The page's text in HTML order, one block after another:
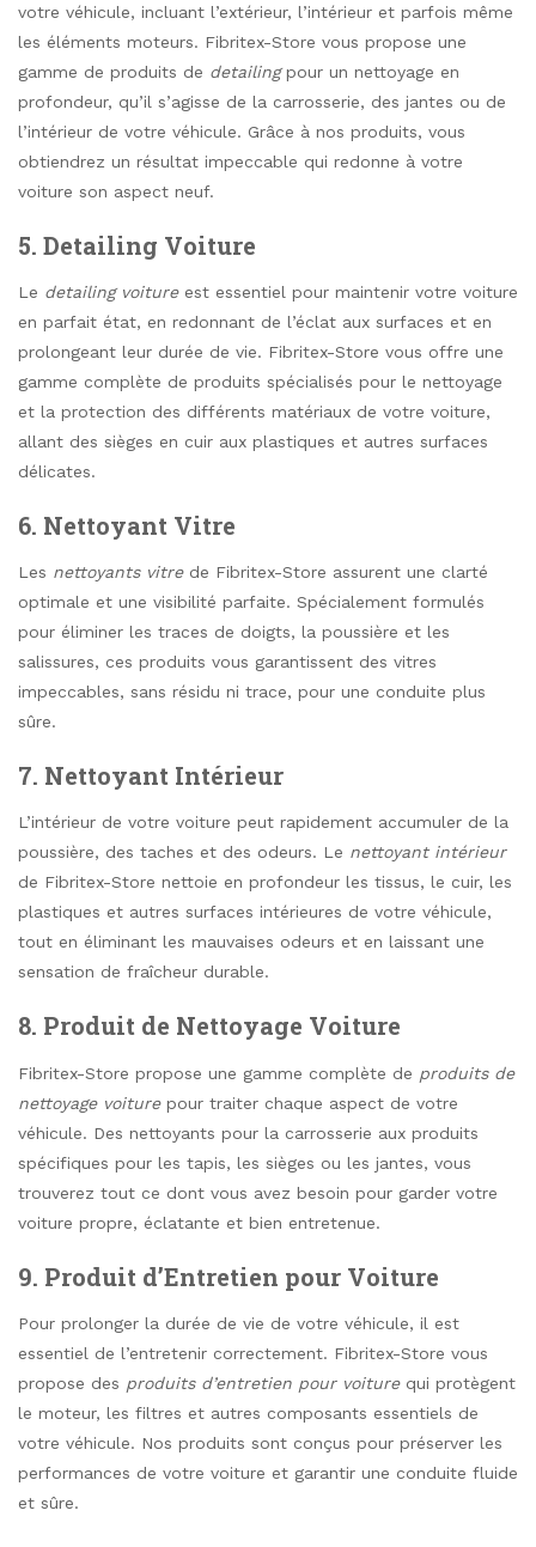
votre véhicule, incluant l’extérieur, l’intérieur et parfois même
les éléments moteurs. Fibritex-Store vous propose une
gamme de produits de detailingpour un nettoyage en
profondeur, qu’il s’agisse de la carrosserie, des jantes ou de
l’intérieur de votre véhicule. Grâce à nos produits, vous
obtiendrez un résultat impeccable qui redonne à votre
voiture son aspect neuf.
5. Detailing Voiture
Le detailing voitureest essentiel pour maintenir votre voiture
en parfait état, en redonnant de l’éclat aux surfaces et en
prolongeant leur durée de vie. Fibritex-Store vous offre une
gamme complète de produits spécialisés pour le nettoyage
et la protection des différents matériaux de votre voiture,
allant des sièges en cuir aux plastiques et autres surfaces
délicates.
6. Nettoyant Vitre
Les nettoyants vitrede Fibritex-Store assurent une clarté
optimale et une visibilité parfaite. Spécialement formulés
pour éliminer les traces de doigts, la poussière et les
salissures, ces produits vous garantissent des vitres
impeccables, sans résidu ni trace, pour une conduite plus
sûre.
7. Nettoyant Intérieur
L’intérieur de votre voiture peut rapidement accumuler de la
poussière, des taches et des odeurs. Le nettoyant intérieur
de Fibritex-Store nettoie en profondeur les tissus, le cuir, les
plastiques et autres surfaces intérieures de votre véhicule,
tout en éliminant les mauvaises odeurs et en laissant une
sensation de fraîcheur durable.
8. Produit de Nettoyage Voiture
Fibritex-Store propose une gamme complète de produits de
nettoyage voiturepour traiter chaque aspect de votre
véhicule. Des nettoyants pour la carrosserie aux produits
spécifiques pour les tapis, les sièges ou les jantes, vous
trouverez tout ce dont vous avez besoin pour garder votre
voiture propre, éclatante et bien entretenue.
9. Produit d’Entretien pour Voiture
Pour prolonger la durée de vie de votre véhicule, il est
essentiel de l’entretenir correctement. Fibritex-Store vous
propose des produits d’entretien pour voiturequi protègent
le moteur, les filtres et autres composants essentiels de
votre véhicule. Nos produits sont conçus pour préserver les
performances de votre voiture et garantir une conduite fluide
et sûre.